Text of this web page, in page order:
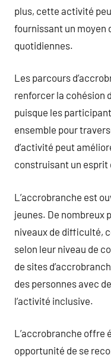
plus, cette activité
fournissant un moyen
quotidiennes.
Les parcours
renforcer la cohésion
puisque les
ensemble pour
d’activité peut
construisant un esprit
L’accrobranche est
jeunes. De
niveaux de difficulté,
selon leur niveau de
de sites
des personnes avec
l’activité inclusive.
L’accrobranche offre
opportunité de se